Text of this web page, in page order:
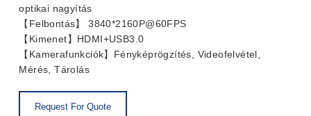
optikai nagyítás
【Felbontás】 3840*2160P@60FPS
【Kimenet】HDMI+USB3.0
【Kamerafunkciók】Fényképrögzítés, Videofelvétel,
Mérés, Tárolás